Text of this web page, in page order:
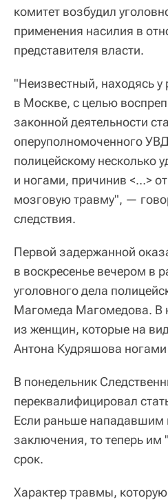
комитет возбудил
применения насилия в
представителя власти.
"Неизвестный, находясь
в Москве, с целью
законной деятельности
оперуполномоченного
полицейскому несколько
и ногами, причинив <…>
мозговую травму", —
следствия.
Первой задержанной
в воскресенье вечером в
уголовного дела
Магомеда Магомедова. В
из женщин, которые на
Антона Кудряшова
В понедельник
переквалифицировал
Если раньше нападавшим
заключения, то теперь им
срок.
Характер травмы,